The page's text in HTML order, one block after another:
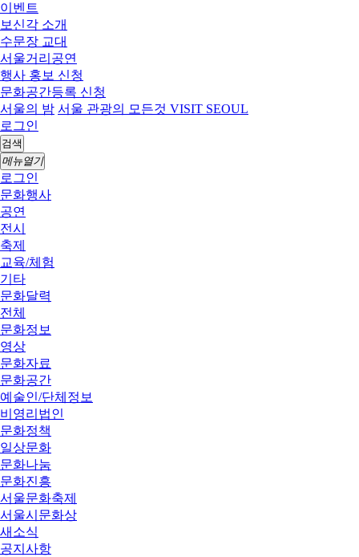
이벤트
보신각 소개
수문장 교대
서울거리공연
행사 홍보 신청
문화공간등록 신청
서울의 밤 서울 관광의 모든것 VISIT SEOUL
로그인
검색
메뉴열기
로그인
문화행사
공연
전시
축제
교육/체험
기타
문화달력
전체
문화정보
영상
문화자료
문화공간
예술인/단체정보
비영리법인
문화정책
일상문화
문화나눔
문화진흥
서울문화축제
서울시문화상
새소식
공지사항